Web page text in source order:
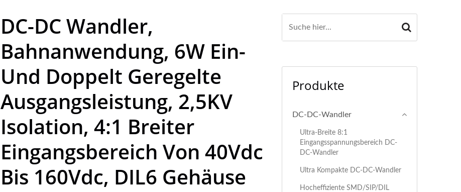
DC-DC Wandler,
Bahnanwendung, 6W Ein-
Und Doppelt Geregelte
Ausgangsleistung, 2,5KV
Isolation, 4:1 Breiter
Eingangsbereich Von 40Vdc
Bis 160Vdc, DIL6 Gehäuse
Produkte
DC-DC-Wandler
Ultra-Breite 8:1
Eingangsspannungsbereich DC-
DC-Wandler
Ultra Kompakte DC-DC-Wandler
Hocheffiziente SMD/SIP/DIL